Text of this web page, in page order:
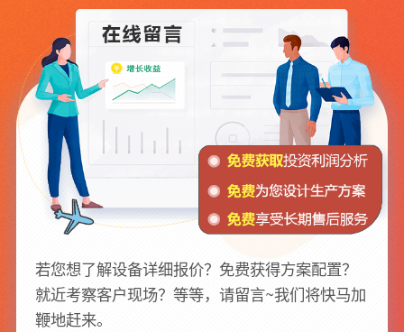
若您想了解设备详细报价？免费获得方案配置？
就近考察客户现场？等等，请留言~我们将快马加
鞭地赶来。